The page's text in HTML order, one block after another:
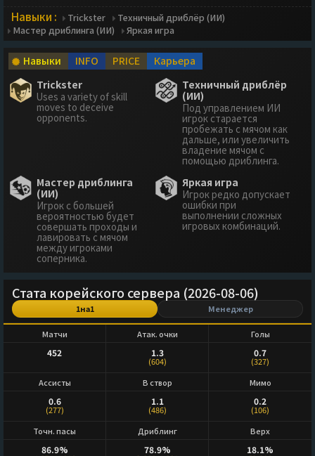
Навыки : Trickster
Техничный дриблёр (ИИ)
Мастер дриблинга (ИИ)
Яркая игра
Навыки INFO PRICE
Карьера
Trickster
Uses a variety of skill
moves to deceive
opponents.
Техничный дриблёр
(ИИ)
Под управлением ИИ
игрок старается
пробежать с мячом как
дальше, или увеличить
владение мячом с
помощью дриблинга.
Мастер дриблинга
(ИИ)
Игрок с большей
вероятностью будет
совершать проходы и
лавировать с мячом
между игроками
соперника.
Яркая игра
Игрок редко допускает
ошибки при
выполнении сложных
игровых комбинаций.
Стата корейского сервера (2026-08-06)
1на1 Менеджер
Матчи
452
Атак. очки
1.3
(604)
Голы
0.7
(327)
Ассисты
0.6
(277)
В створ
1.1
(486)
Мимо
0.2
(106)
Точн. пасы
86.9%
Дриблинг
78.9%
Верх
18.1%